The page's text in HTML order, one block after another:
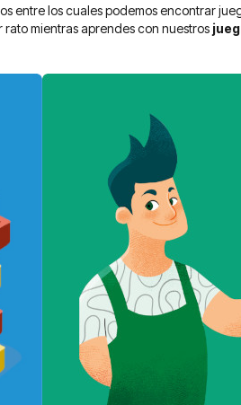
entre los cuales podemos encontrar
mientras aprendes con nuestros